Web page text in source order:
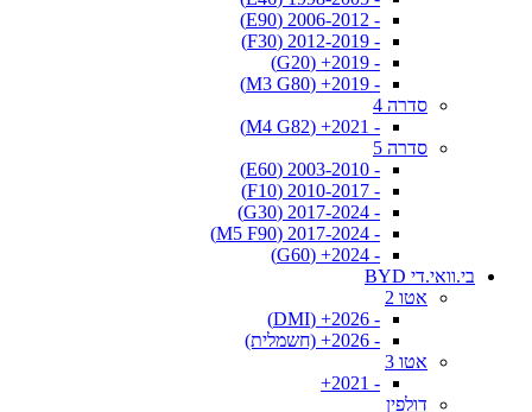
- 2006-2012 (E90)
- 2012-2019 (F30)
- 2019+ (G20)
- 2019+ (M3 G80)
סדרה 4
- 2021+ (M4 G82)
סדרה 5
- 2003-2010 (E60)
- 2010-2017 (F10)
- 2017-2024 (G30)
- 2017-2024 (M5 F90)
- 2024+ (G60)
בי.וואי.די BYD
אטו 2
- 2026+ (DMI)
- 2026+ (חשמלית)
אטו 3
- 2021+
דולפין